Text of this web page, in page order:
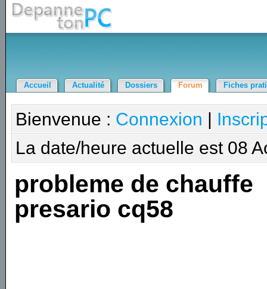
Accueil Actualité Dossiers Forum Fiches
Bienvenue : Connexion |
La date/heure actuelle est 08
probleme de chauffe
presario cq58